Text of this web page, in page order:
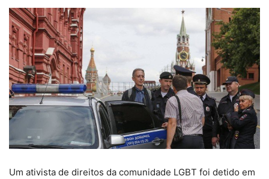
Um ativista de direitos da comunidade LGBT foi detido em